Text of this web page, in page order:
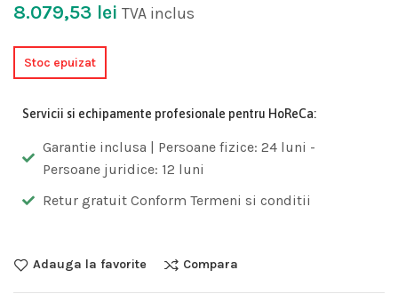
8.079,53 lei TVA inclus
Stoc epuizat
Servicii si echipamente profesionale pentru HoReCa:
Garantie inclusa | Persoane fizice: 24 luni -
Persoane juridice: 12 luni
Retur gratuit Conform Termeni si conditii
Adauga la favorite Compara